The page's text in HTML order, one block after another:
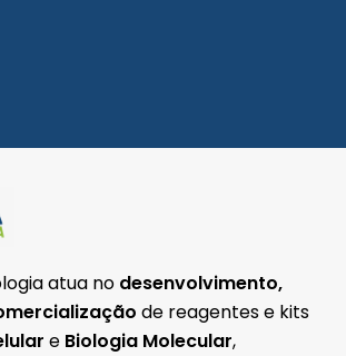
atua no desenvolvimento,
de reagentes e kits
e Biologia Molecular,